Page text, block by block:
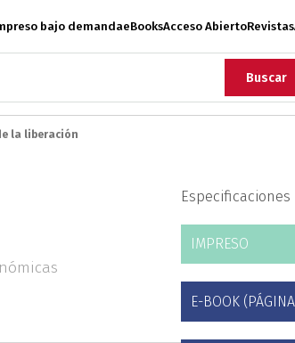
bajo demandaeBooksAcceso AbiertoRevistas
Buscar
Biología
la liberación
IMPRESO
E-BOOK